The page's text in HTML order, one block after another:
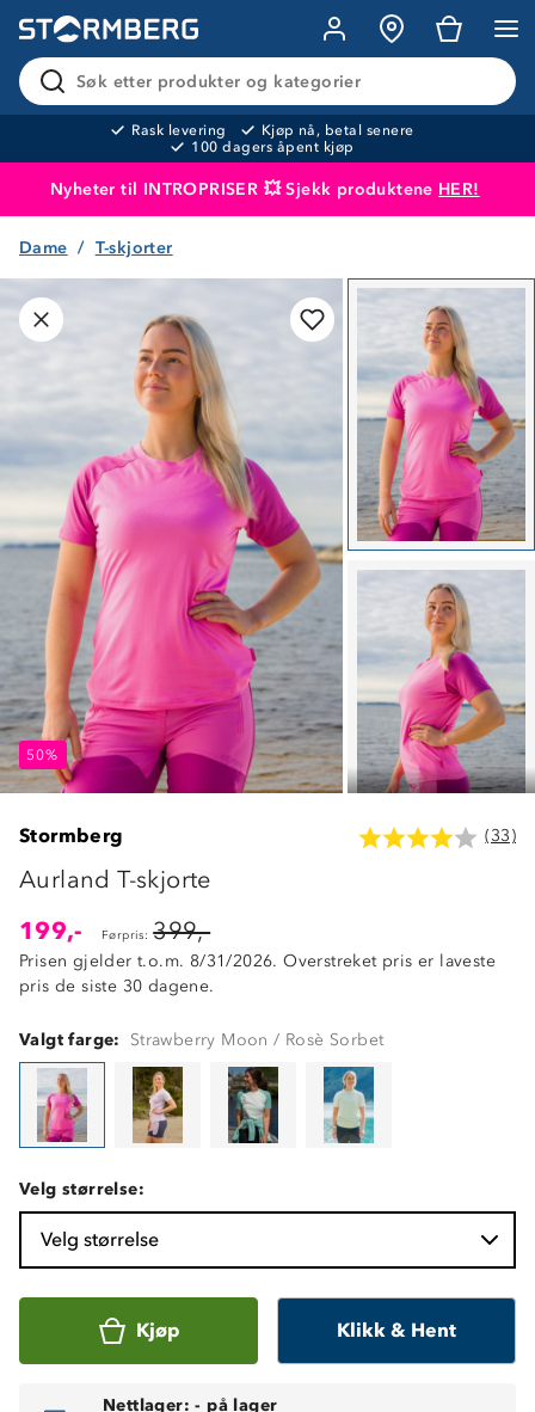
Søk etter produkter og kategorier
Rask levering
Kjøp nå, betal senere
100 dagers åpent kjøp
Nyheter til INTROPRISER 💥 Sjekk produktene HER!
Produktet er lagt i handlekurven
Dame T-skjorter
50% 50%
50%
Stormberg (33)
Aurland T-skjorte
199,-
Førpris: 399,-
Prisen gjelder t.o.m. 8/31/2026. Overstreket pris er laveste
pris de siste 30 dagene.
Valgt farge: Strawberry Moon / Rosè Sorbet
Velg størrelse:
Velg størrelse
Kjøp Klikk & Hent
Nettlager: - på lager